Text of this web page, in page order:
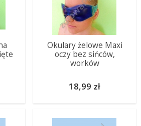
Okulary żelowe Maxi
oczy bez sińców,
worków
18,99 zł